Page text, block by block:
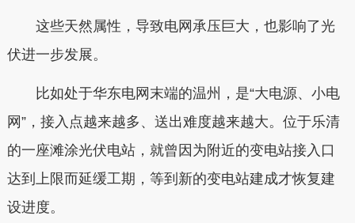
这些天然属性，导致电网承压巨大，也影响了光
伏进一步发展。
比如处于华东电网末端的温州，是“大电源、小电
网”，接入点越来越多、送出难度越来越大。位于乐清
的一座滩涂光伏电站，就曾因为附近的变电站接入口
达到上限而延缓工期，等到新的变电站建成才恢复建
设进度。